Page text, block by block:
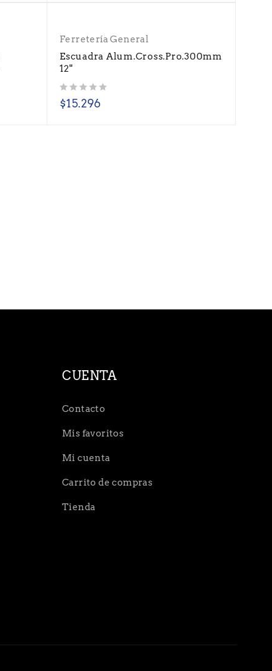
Ferretería General
Escuadra Alum.Cross.Pro.300mm
12"
$15.296
CUENTA
Contacto
Mis favoritos
Mi cuenta
Carrito de compras
Tienda